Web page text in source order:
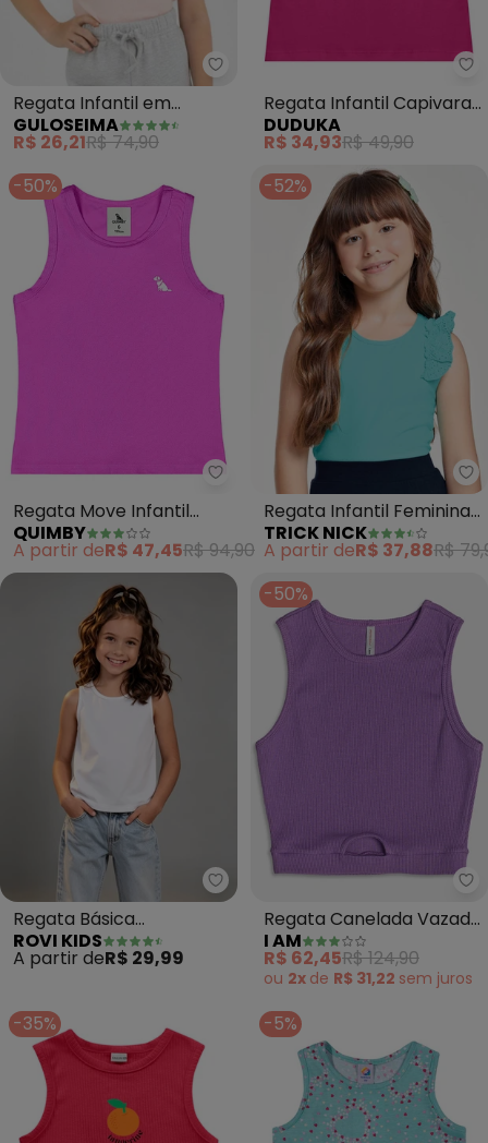
Guloseima - Regata Infantil em
Regata Infantil em
Ribana (Rosa)
GULOSEIMA
R$ 26,21R$ 74,90
Regata Infantil Capivara
La Dolce Vita (Rosa)
DUDUKA
R$ 34,93R$ 49,90
-50%
Quimby - Regata Move Infantil
Regata Move Infantil
Menina (Rosa)
QUIMBY
A partir deR$ 47,45R$ 94,90
-52%
Regata Infantil Feminina
(Azul)
TRICK NICK
A partir deR$ 37,88R$
Rovi Kids - Regata Básica
Regata Básica
Menina(Branco)
ROVI KIDS
A partir deR$ 29,99
-50%
I
Regata Canelada Vazada
(Roxo)
I AM
R$ 62,45R$ 124,90
ou 2x de R$ 31,22 sem juros
-35% -5%